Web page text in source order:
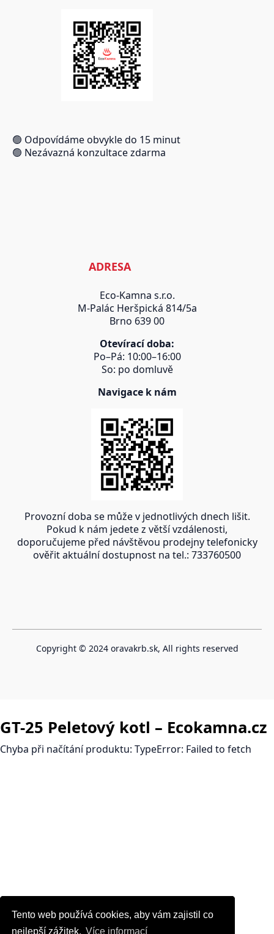
Tento web používá cookies, aby vám zajistil co
nejlepší zážitek. Více informací
Tento web používá cookies, aby vám zajistil co
nejlepší zážitek. Více informací
🟢 Odpovídáme obvykle do 15 minut
🟢 Nezávazná konzultace zdarma
ADRESA
Eco-Kamna s.r.o.
M-Palác Heršpická 814/5a
Brno 639 00
Otevírací doba:
Po–Pá: 10:00–16:00
So: po domluvě
Navigace k nám
Provozní doba se může v jednotlivých dnech lišit.
Pokud k nám jedete z větší vzdálenosti,
doporučujeme před návštěvou prodejny telefonicky
ověřit aktuální dostupnost na tel.: 733760500
Copyright © 2024 oravakrb.sk, All rights reserved
GT-25 Peletový kotl – Ecokamna.cz
Chyba při načítání produktu: TypeError: Failed to fetch